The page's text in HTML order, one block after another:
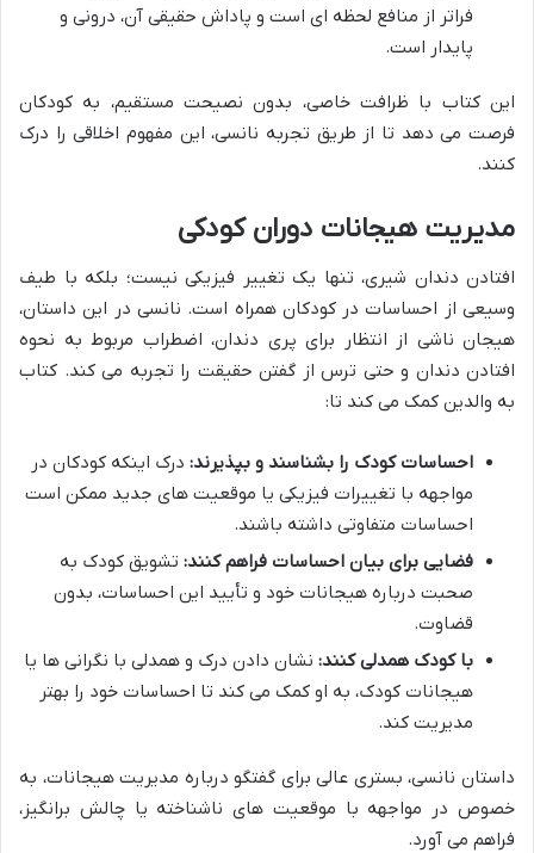
فراتر از منافع لحظه ای است و پاداش حقیقی آن، درونی و
پایدار است.
این کتاب با ظرافت خاصی، بدون نصیحت مستقیم، به کودکان
فرصت می دهد تا از طریق تجربه نانسی، این مفهوم اخلاقی را درک
کنند.
مدیریت هیجانات دوران کودکی
افتادن دندان شیری، تنها یک تغییر فیزیکی نیست؛ بلکه با طیف
وسیعی از احساسات در کودکان همراه است. نانسی در این داستان،
هیجان ناشی از انتظار برای پری دندان، اضطراب مربوط به نحوه
افتادن دندان و حتی ترس از گفتن حقیقت را تجربه می کند. کتاب
به والدین کمک می کند تا:
احساسات کودک را بشناسند و بپذیرند: درک اینکه کودکان در
مواجهه با تغییرات فیزیکی یا موقعیت های جدید ممکن است
احساسات متفاوتی داشته باشند.
فضایی برای بیان احساسات فراهم کنند: تشویق کودک به
صحبت درباره هیجانات خود و تأیید این احساسات، بدون
قضاوت.
با کودک همدلی کنند: نشان دادن درک و همدلی با نگرانی ها یا
هیجانات کودک، به او کمک می کند تا احساسات خود را بهتر
مدیریت کند.
داستان نانسی، بستری عالی برای گفتگو درباره مدیریت هیجانات، به
خصوص در مواجهه با موقعیت های ناشناخته یا چالش برانگیز،
فراهم می آورد.